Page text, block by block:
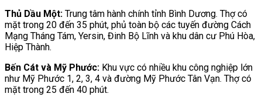
Thủ Dầu Một: Trung tâm hành chính tỉnh Bình Dương. Thợ có
mặt trong 20 đến 35 phút, phủ toàn bộ các tuyến đường Cách
Mạng Tháng Tám, Yersin, Đinh Bộ Lĩnh và khu dân cư Phú Hòa,
Hiệp Thành.
Bến Cát và Mỹ Phước: Khu vực có nhiều khu công nghiệp lớn
như Mỹ Phước 1, 2, 3, 4 và đường Mỹ Phước Tân Vạn. Thợ có
mặt trong 25 đến 40 phút.